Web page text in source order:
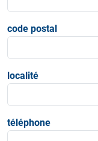
code postal
localité
téléphone